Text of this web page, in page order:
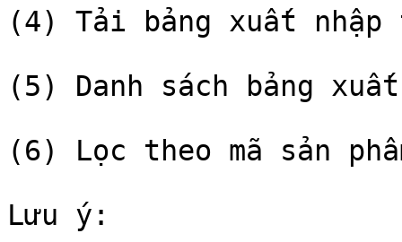
(4) Tải bảng xuất
(5) Danh sách bảng
(6) Lọc theo mã sản
Lưu ý: